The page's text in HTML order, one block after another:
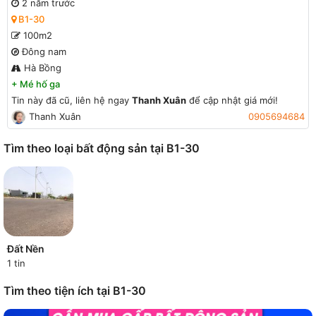
2 năm trước
B1-30
100m2
Đông nam
Hà Bồng
+ Mé hố ga
Tin này đã cũ, liên hệ ngay Thanh Xuân để cập nhật giá mới!
Thanh Xuân
0905694684
Tìm theo loại bất động sản tại B1-30
Đất Nền
1 tin
Tìm theo tiện ích tại B1-30